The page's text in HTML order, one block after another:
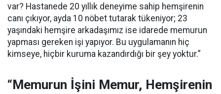
var? Hastanede 20 yıllık deneyime sahip hemşirenin
canı çıkıyor, ayda 10 nöbet tutarak tükeniyor; 23
yaşındaki hemşire arkadaşımız ise idarede memurun
yapması gereken işi yapıyor. Bu uygulamanın hiç
kimseye, hiçbir kuruma kazandırdığı bir şey yoktur.”
“Memurun İşini Memur, Hemşirenin